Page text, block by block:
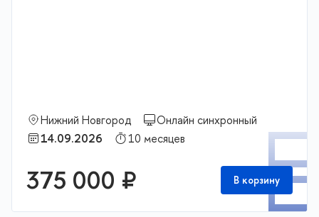
Нижний Новгород
Онлайн синхронный
14.09.2026
10 месяцев
375 000 ₽ В корзину